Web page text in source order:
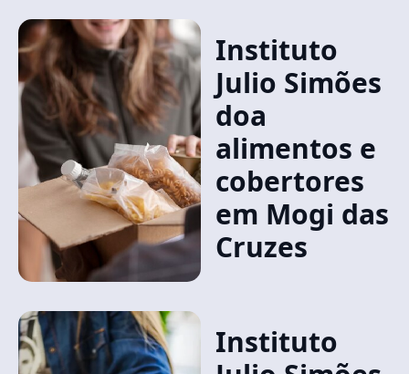
Instituto
Julio Simões
doa
alimentos e
cobertores
em Mogi das
Cruzes
Instituto